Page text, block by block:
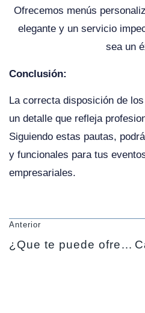
Ofrecemos menús
elegante y un servicio
sea un
Conclusión:
La correcta disposición de
un detalle que refleja
Siguiendo estas pautas,
y funcionales para tus
empresariales.
Anterior
¿Que te puede ofrecer un catering a domicilio?